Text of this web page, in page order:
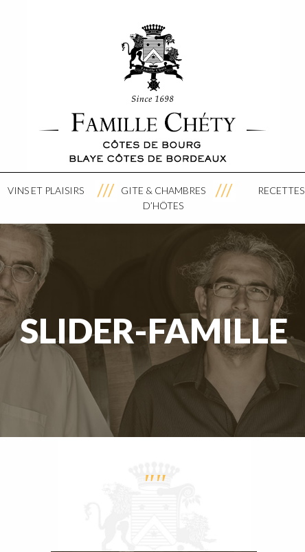
VINS ET PLAISIRS
GITE & CHAMBRES
D’HÔTES
RECETTES
SLIDER-FAMILLE
""